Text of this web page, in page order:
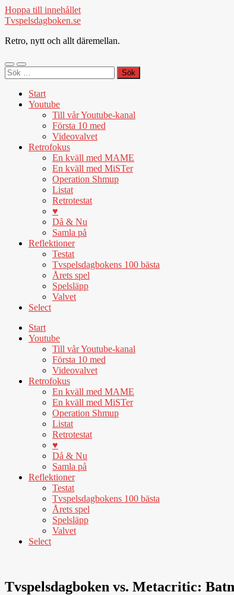
Hoppa till innehållet
Tvspelsdagboken.se
Retro, nytt och allt däremellan.
Slå
på/av
Slå
på/av
Sök
efter:
Start
Youtube
Till vår Youtube-kanal
Första 10 med
Videovalvet
Retrofokus
En kväll med MAME
En kväll med MiSTer
Operation Shmup
Listat
Retrotestat
♥
Då & Nu
Samla på
Reflektioner
Testat
Tvspelsdagbokens 100 bästa
Årets spel
Spelsläpp
Valvet
Select
Start
Youtube
Till vår Youtube-kanal
Första 10 med
Videovalvet
Retrofokus
En kväll med MAME
En kväll med MiSTer
Operation Shmup
Listat
Retrotestat
♥
Då & Nu
Samla på
Reflektioner
Testat
Tvspelsdagbokens 100 bästa
Årets spel
Spelsläpp
Valvet
Select
Tvspelsdagboken vs. Metacritic: